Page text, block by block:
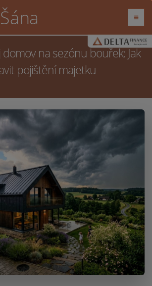
na sezónu bouřek: Jak
pojištění majetku